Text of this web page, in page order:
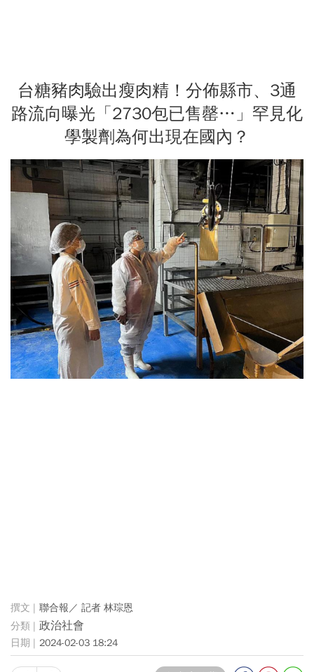
台糖豬肉驗出瘦肉精！分佈縣市、3通
路流向曝光「2730包已售罄…」罕見化
學製劑為何出現在國內？
聯合報／ 記者 林琮恩
政治社會
2024-02-03 18:24